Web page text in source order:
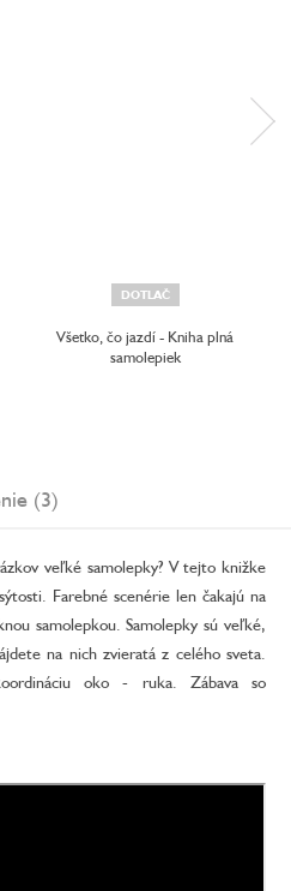
DOTLAČ
Všetko, čo jazdí - Kniha plná
samolepiek
(3)
veľké samolepky? V tejto knižke
Farebné scenérie len čakajú na
samolepkou. Samolepky sú veľké,
na nich zvieratá z celého sveta.
oko - ruka. Zábava so